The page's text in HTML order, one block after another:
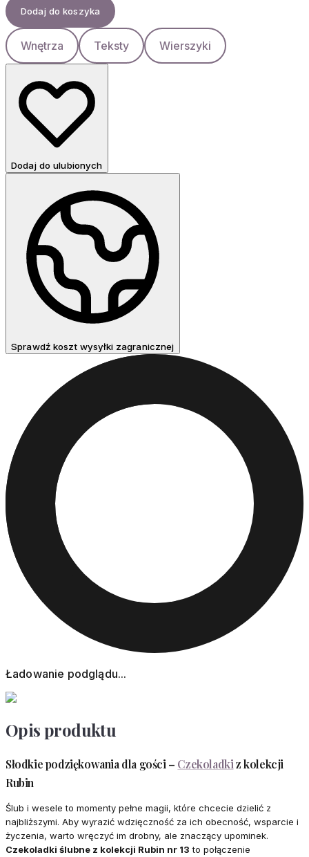
Dodaj do koszyka
Wnętrza Teksty Wierszyki
Dodaj do ulubionych
Sprawdź koszt wysyłki zagranicznej
Ładowanie podglądu...
Opis produktu
Słodkie podziękowania dla gości – Czekoladkiz kolekcji
Rubin
Ślub i wesele to momenty pełne magii, które chcecie dzielić z
najbliższymi. Aby wyrazić wdzięczność za ich obecność, wsparcie i
życzenia, warto wręczyć im drobny, ale znaczący upominek.
Czekoladki ślubne z kolekcji Rubin nr 13 to połączenie